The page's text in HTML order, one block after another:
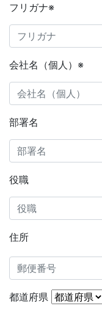
フリガナ※
会社名（個人） ※
部署名
役職
住所
都道府県